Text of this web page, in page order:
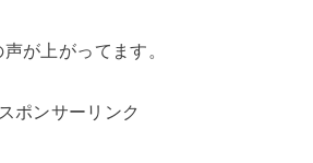
が上がってます。
スポンサーリンク